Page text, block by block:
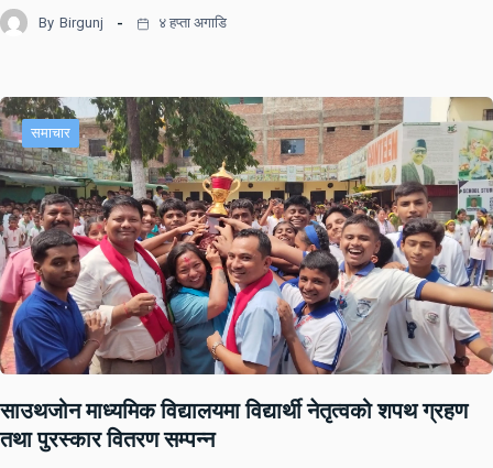
By Birgunj ४ हप्ता अगाडि
समाचार
साउथजोन माध्यमिक विद्यालयमा विद्यार्थी नेतृत्वको शपथ ग्रहण
तथा पुरस्कार वितरण सम्पन्न